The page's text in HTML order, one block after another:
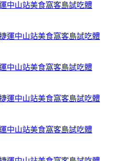
中山站美食窩客島試吃體
中山站美食窩客島試吃體
中山站美食窩客島試吃體